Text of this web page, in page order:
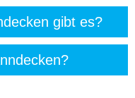
gibt es?